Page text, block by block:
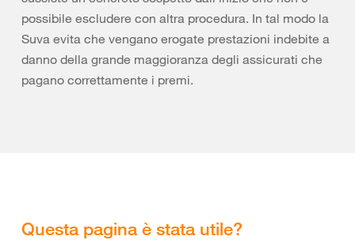
possibile escludere con altra procedura. In tal modo la
Suva evita che vengano erogate prestazioni indebite a
danno della grande maggioranza degli assicurati che
pagano correttamente i premi.
Questa pagina è stata utile?